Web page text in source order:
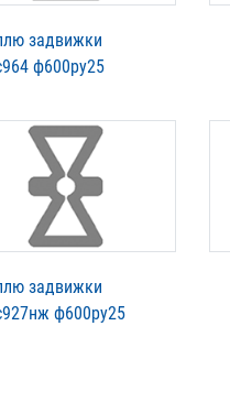
задвижки
ф600ру25
задвижки
ф600ру25